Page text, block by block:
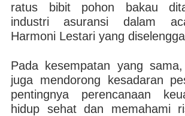
ratus bibit pohon bakau
industri asuransi dalam
Harmoni Lestari yang
Pada kesempatan yang
juga mendorong kesadaran
pentingnya perencanaan
hidup sehat dan memahami